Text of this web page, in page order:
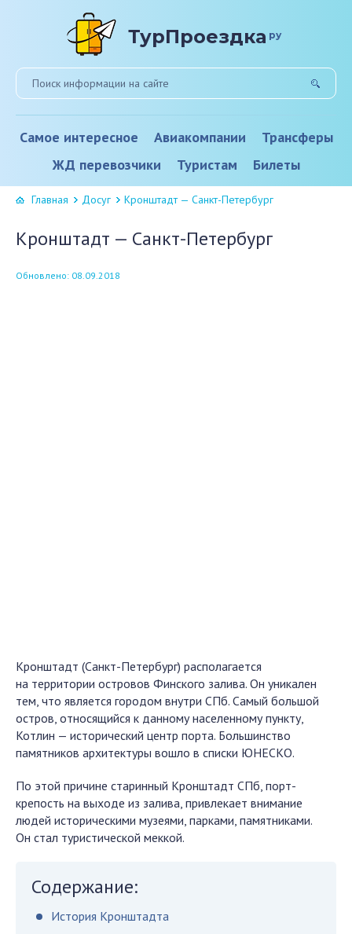
ТурПроездка ру
Самое интересное Авиакомпании
Трансферы
ЖД перевозчики
Туристам Билеты
Главная Досуг Кронштадт — Санкт-Петербург
Кронштадт — Санкт-Петербург
Обновлено: 08.09.2018
Кронштадт (Санкт-Петербург) располагается
на территории островов Финского залива. Он уникален
тем, что является городом внутри СПб. Самый большой
остров, относящийся к данному населенному пункту,
Котлин — исторический центр порта. Большинство
памятников архитектуры вошло в списки ЮНЕСКО.
По этой причине старинный Кронштадт СПб, порт-
крепость на выходе из залива, привлекает внимание
людей историческими музеями, парками, памятниками.
Он стал туристической меккой.
Содержание:
История Кронштадта